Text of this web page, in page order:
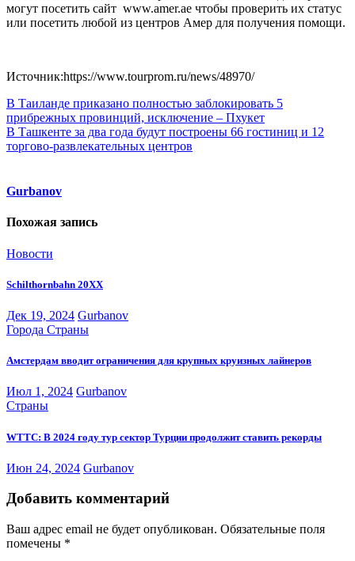
могут посетить сайт www.amer.ae чтобы проверить их статус
или посетить любой из центров Амер для получения помощи.
Источник:https://www.tourprom.ru/news/48970/
Навигация
по
записям
В Таиланде приказано полностью заблокировать 5
прибрежных провинций, исключение – Пхукет
В Ташкенте за два года будут построены 66 гостиниц и 12
торгово-развлекательных центров
Gurbanov
Похожая запись
Новости
Schilthornbahn 20XX
Дек 19, 2024 Gurbanov
Города Страны
Амстердам вводит ограничения для крупных круизных лайнеров
Июл 1, 2024 Gurbanov
Страны
WTTC: В 2024 году тур сектор Турции продолжит ставить рекорды
Июн 24, 2024 Gurbanov
Добавить комментарий
Ваш адрес email не будет опубликован. Обязательные поля
помечены *